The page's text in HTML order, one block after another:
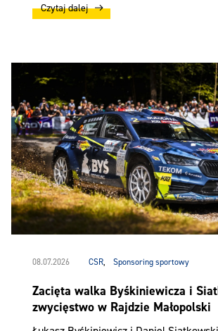
Czytaj dalej
08.07.2026 CSR, Sponsoring sportowy
Zacięta walka Byśkiniewicza i
zwycięstwo w Rajdzie Małopolski